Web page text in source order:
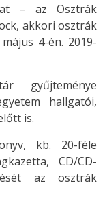
– az Osztrák
akkori osztrák
4-én. 2019-
gyűjteménye
hallgatói,
is.
kb. 20-féle
CD/CD-
az osztrák